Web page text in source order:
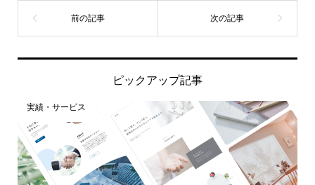
ピックアップ記事
実績・サービス